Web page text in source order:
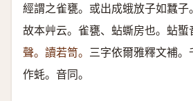
經謂之雀甕。或出成蛾放子如蠶子
故本艸云。雀甕、蛅蟖房也。蛅蟴
聲。讀若笥。 三字依爾雅釋文補
作蚝。音同。